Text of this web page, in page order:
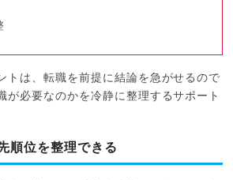
トは、転職を前提に結論を急がせるので
が必要なのかを冷静に整理するサポート
順位を整理できる